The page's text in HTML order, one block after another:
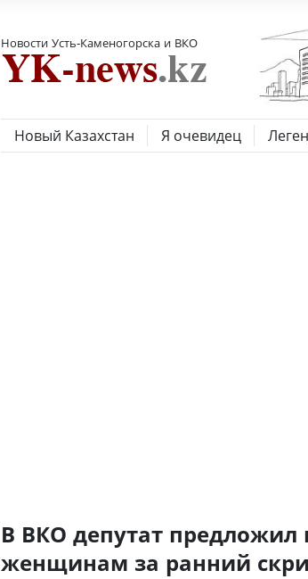
Новости Усть-Каменогорска и ВКО
Новый Казахстан Я очевидец
В ВКО депутат
женщинам за ранний